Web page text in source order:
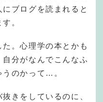
ブログを読まれると
。
。心理学の本とかも
分がなんでこんなふ
うのかって…。
きをしているのに、